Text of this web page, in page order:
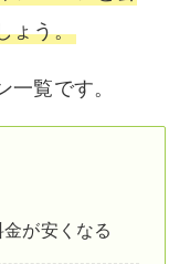
ょう。
一覧です。
が安くなる